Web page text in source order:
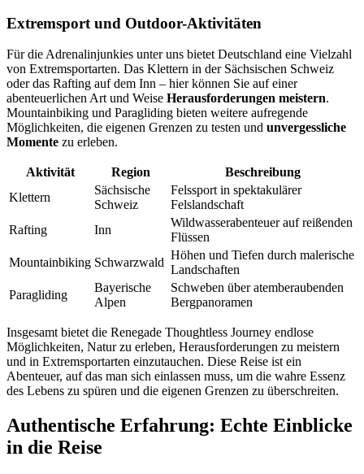
Extremsport und Outdoor-Aktivitäten
Für die Adrenalinjunkies unter uns bietet Deutschland eine Vielzahl
von Extremsportarten. Das Klettern in der Sächsischen Schweiz
oder das Rafting auf dem Inn – hier können Sie auf einer
abenteuerlichen Art und Weise Herausforderungen meistern.
Mountainbiking und Paragliding bieten weitere aufregende
Möglichkeiten, die eigenen Grenzen zu testen und unvergessliche
Momente zu erleben.
Aktivität Region
Beschreibung
Klettern
Sächsische
Schweiz
Felssport in spektakulärer
Felslandschaft
Rafting
Inn
Wildwasserabenteuer auf reißenden
Flüssen
Mountainbiking Schwarzwald
Höhen und Tiefen durch malerische
Landschaften
Paragliding
Bayerische
Alpen
Schweben über atemberaubenden
Bergpanoramen
Insgesamt bietet die Renegade Thoughtless Journey endlose
Möglichkeiten, Natur zu erleben, Herausforderungen zu meistern
und in Extremsportarten einzutauchen. Diese Reise ist ein
Abenteuer, auf das man sich einlassen muss, um die wahre Essenz
des Lebens zu spüren und die eigenen Grenzen zu überschreiten.
Authentische Erfahrung: Echte Einblicke
in die Reise